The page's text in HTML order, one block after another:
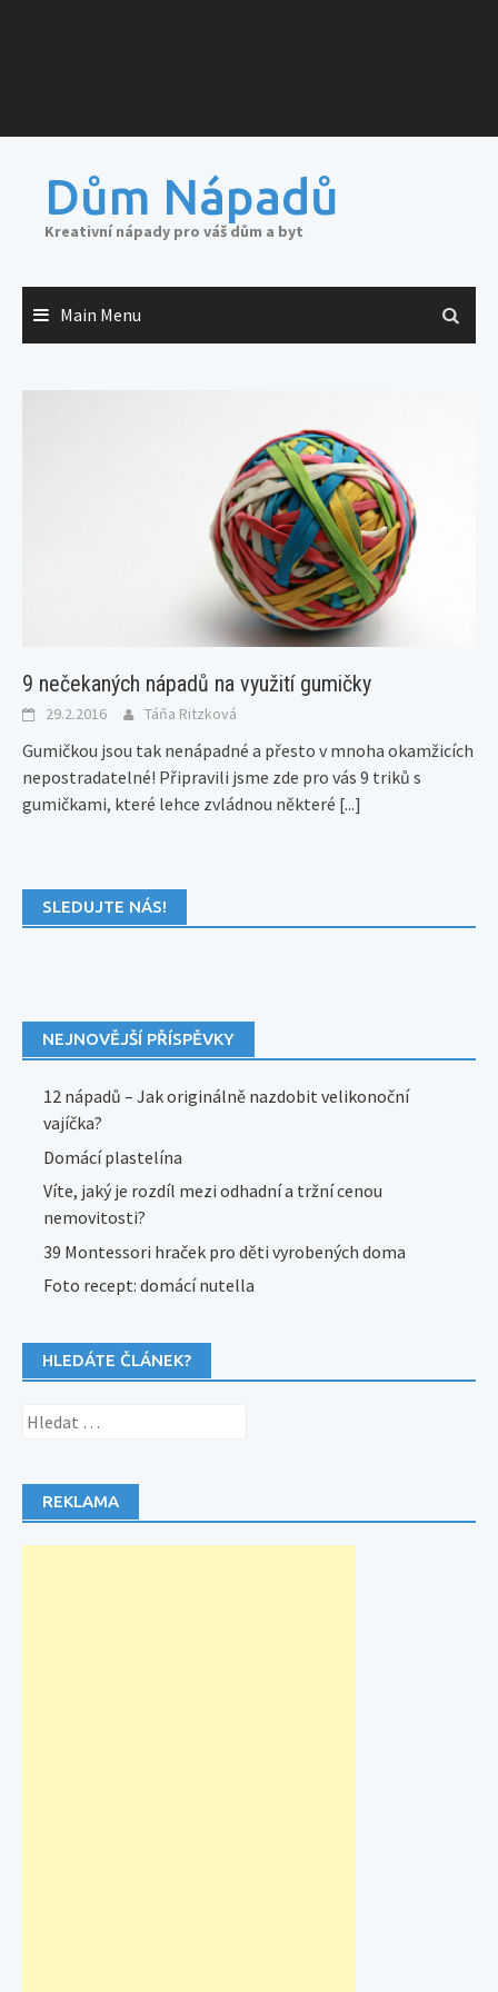
Dům Nápadů
Kreativní nápady pro váš dům a byt
Main Menu
9 nečekaných nápadů na využití gumičky
29.2.2016 Táňa Ritzková
Gumičkou jsou tak nenápadné a přesto v mnoha okamžicích
nepostradatelné! Připravili jsme zde pro vás 9 triků s
gumičkami, které lehce zvládnou některé [...]
SLEDUJTE NÁS!
NEJNOVĚJŠÍ PŘÍSPĚVKY
12 nápadů – Jak originálně nazdobit velikonoční
vajíčka?
Domácí plastelína
Víte, jaký je rozdíl mezi odhadní a tržní cenou
nemovitosti?
39 Montessori hraček pro děti vyrobených doma
Foto recept: domácí nutella
HLEDÁTE ČLÁNEK?
Vyhledávání
REKLAMA